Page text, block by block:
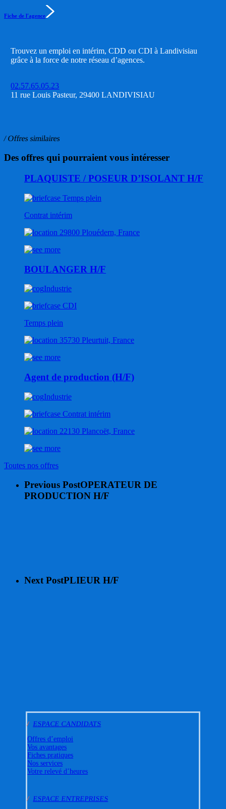
Fiche de l'agence
Trouvez un emploi en intérim, CDD ou CDI à Landivisiau
grâce à la force de notre réseau d’agences.
02.57.65.05.23
11 rue Louis Pasteur, 29400 LANDIVISIAU
/ Offres similaires
Des offres qui pourraient vous intéresser
PLAQUISTE / POSEUR D’ISOLANT H/F
Temps plein
Contrat intérim
29800 Plouédern, France
BOULANGER H/F
Industrie
CDI
Temps plein
35730 Pleurtuit, France
Agent de production (H/F)
Industrie
Contrat intérim
22130 Plancoët, France
Toutes nos offres
Previous PostOPERATEUR DE
PRODUCTION H/F
Next PostPLIEUR H/F
/ ESPACE CANDIDATS
Offres d’emploi
Vos avantages
Fiches pratiques
Nos services
Votre relevé d’heures
/ ESPACE ENTREPRISES